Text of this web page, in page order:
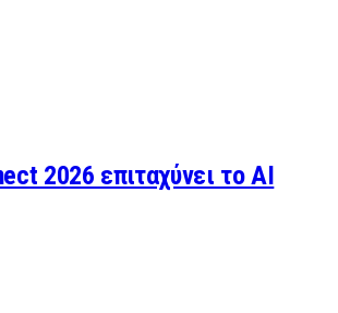
2026 επιταχύνει το AI